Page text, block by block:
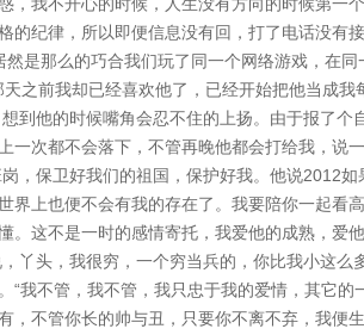
纪律，所以即便信息没有回，打了电话没有
是那么的巧合我们玩了同一个网络游戏，在
之前我却已经喜欢他了，已经开始把他当成我
到他的时候嘴角会忍不住的上扬。由于报了个
次都不会落下，不管再晚他都会打给我，说
，保卫好我们的祖国，保护好我。他说2012
上也便不会有我的存在了。我要陪你一起看
这不是一时的感情寄托，我爱他的成熟，爱
丫头，我很穷，一个穷当兵的，你比我小这么
我不管，我不管，我只忠于我的爱情，其它的
不管你长的帅与丑，只要你不离不弃，我便